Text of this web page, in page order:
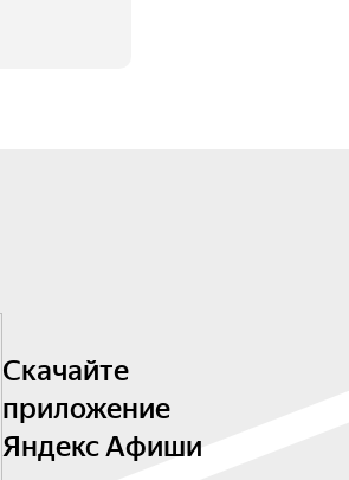
Скачайте
приложение
Яндекс Афиши